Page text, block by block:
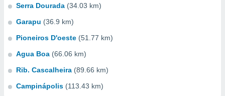
Serra Dourada (34.03 km)
Garapu (36.9 km)
Pioneiros D'oeste (51.77 km)
Agua Boa (66.06 km)
Rib. Cascalheira (89.66 km)
Campinápolis (113.43 km)